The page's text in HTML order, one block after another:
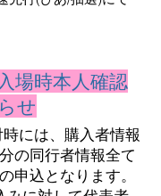
場時本人確認
せ
には、購入者情報
の同行者情報全て
申込となります。